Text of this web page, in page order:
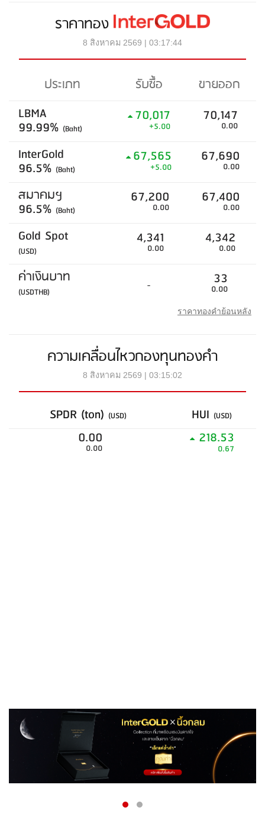
ราคาทอง
8 สิงหาคม 2569 | 03:17:44
ประเภท รับซื้อ
ขายออก
LBMA
99.99% (Baht)
70,017
+5.00
70,147
0.00
InterGold
96.5% (Baht)
67,565
+5.00
67,690
0.00
สมาคมฯ
96.5% (Baht)
67,200
0.00
67,400
0.00
Gold Spot
(USD)
4,341
0.00
4,342
0.00
ค่าเงินบาท
(USDTHB) - 33
0.00
ราคาทองคำย้อนหลัง
ความเคลื่อนไหวกองทุนทองคำ
8 สิงหาคม 2569 | 03:15:02
SPDR (ton) (USD) HUI (USD)
0.00
0.00
218.53
0.67